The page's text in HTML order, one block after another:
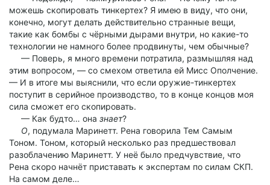
можешь скопировать тинкертех? Я имею в виду, что они,
конечно, могут делать действительно странные вещи,
такие как бомбы с чёрными дырами внутри, но какие-то
технологии не намного более продвинуты, чем обычные?
— Поверь, я много времени потратила, размышляя над
этим вопросом, — со смехом ответила ей Мисс Ополчение.
— И в итоге мы выяснили, что если оружие-тинкертех
поступит в серийное производство, то в конце концов моя
сила сможет его скопировать.
— Как будто… она знает?
О, подумала Маринетт. Рена говорила Тем Самым
Тоном. Тоном, который несколько раз предшествовал
разоблачению Маринетт. У неё было предчувствие, что
Рена скоро начнёт приставать к экспертам по силам СКП.
На самом деле…